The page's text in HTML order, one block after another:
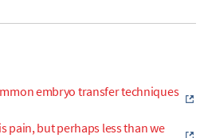
embryo transfer techniques
pain, but perhaps less than we